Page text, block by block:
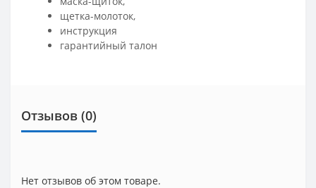
щетка-молоток,
инструкция
гарантийный талон
Отзывов (0)
Нет отзывов об этом товаре.